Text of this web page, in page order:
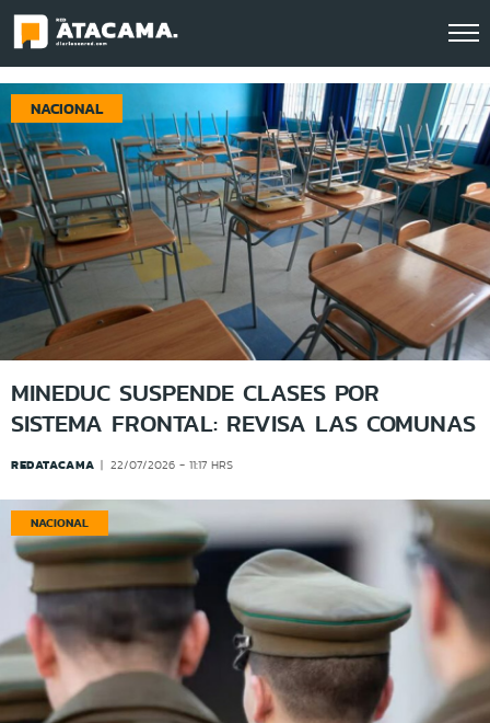
Click acá para ir directamente al contenido
NACIONAL
NACIONAL
MINEDUC SUSPENDE CLASES POR
SISTEMA FRONTAL: REVISA LAS COMUNAS
REDATACAMA 22/07/2026 - 11:17 HRS